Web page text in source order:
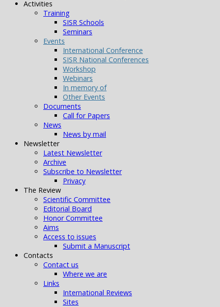
Activities
Training
SISR Schools
Seminars
Events
International Conference
SISR National Conferences
Workshop
Webinars
In memory of
Other Events
Documents
Call for Papers
News
News by mail
Newsletter
Latest Newsletter
Archive
Subscribe to Newsletter
Privacy
The Review
Scientific Committee
Editorial Board
Honor Committee
Aims
Access to issues
Submit a Manuscript
Contacts
Contact us
Where we are
Links
International Reviews
Sites